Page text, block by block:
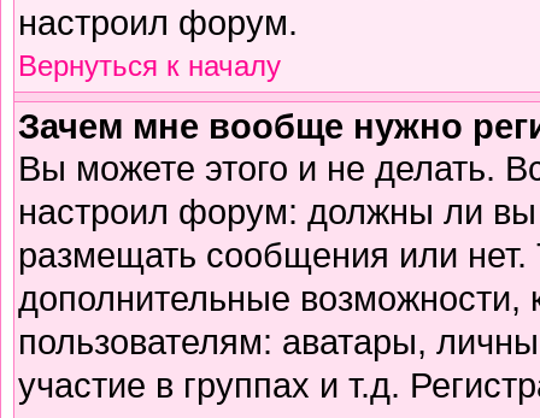
настроил форум.
Вернуться к началу
Зачем мне вообще нужно
Вы можете этого и не делать.
настроил форум: должны ли вы
размещать сообщения или
дополнительные
пользователям: аватары,
участие в группах и т.д.